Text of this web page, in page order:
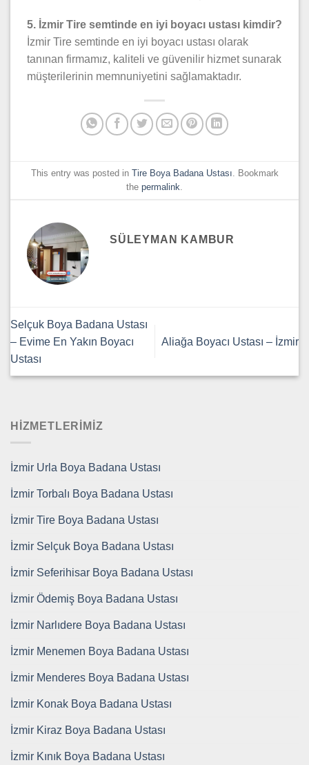
5. İzmir Tire semtinde en iyi boyacı ustası kimdir?
İzmir Tire semtinde en iyi boyacı ustası olarak
tanınan firmamız, kaliteli ve güvenilir hizmet sunarak
müşterilerinin memnuniyetini sağlamaktadır.
This entry was posted in Tire Boya Badana Ustası . Bookmark
the permalink
SÜLEYMAN KAMBUR
Selçuk Boya Badana Ustası
– Evime En Yakın Boyacı
Ustası
Aliağa Boyacı Ustası – İzmir
HİZMETLERİMİZ
İzmir Urla Boya Badana Ustası
İzmir Torbalı Boya Badana Ustası
İzmir Tire Boya Badana Ustası
İzmir Selçuk Boya Badana Ustası
İzmir Seferihisar Boya Badana Ustası
İzmir Ödemiş Boya Badana Ustası
İzmir Narlıdere Boya Badana Ustası
İzmir Menemen Boya Badana Ustası
İzmir Menderes Boya Badana Ustası
İzmir Konak Boya Badana Ustası
İzmir Kiraz Boya Badana Ustası
İzmir Kınık Boya Badana Ustası